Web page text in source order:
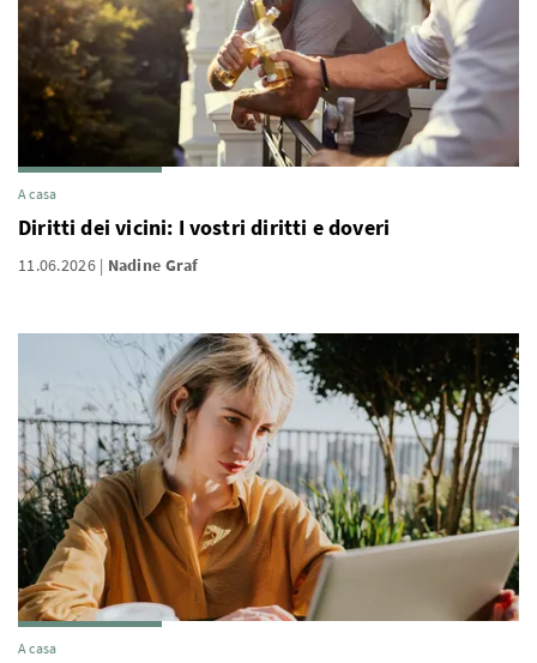
A casa
Diritti dei vicini: I vostri diritti e doveri
11.06.2026 Nadine Graf
A casa